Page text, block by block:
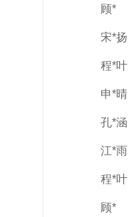
顾*
宋*扬
程*叶
申*晴
孔*涵
江*雨
程*叶
顾*